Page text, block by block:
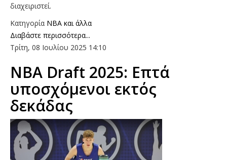
διαχειριστεί.
Κατηγορία NBA και άλλα
Διαβάστε περισσότερα...
Τρίτη, 08 Ιουλίου 2025 14:10
NBA Draft 2025: Επτά
υποσχόμενοι εκτός
δεκάδας